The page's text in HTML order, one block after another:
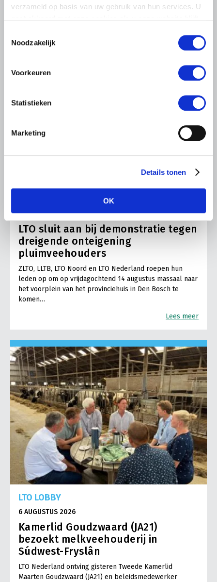
verzameld op basis van uw gebruik van hun services. U
Noodzakelijk
Voorkeuren
Statistieken
Marketing
Details tonen
OK
Gerelateerd nieuws
BELANGRIJKE INFORMATIE
6 AUGUSTUS 2026
LTO sluit aan bij demonstratie tegen
dreigende onteigening
pluimveehouders
ZLTO, LLTB, LTO Noord en LTO Nederland roepen hun
leden op om op vrijdagochtend 14 augustus massaal naar
het voorplein van het provinciehuis in Den Bosch te
komen…
Lees meer
LTO LOBBY
6 AUGUSTUS 2026
Kamerlid Goudzwaard (JA21)
bezoekt melkveehouderij in
Súdwest-Fryslân
LTO Nederland ontving gisteren Tweede Kamerlid
Maarten Goudzwaard (JA21) en beleidsmedewerker